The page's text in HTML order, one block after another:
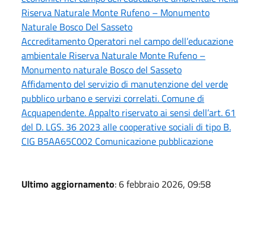
Riserva Naturale Monte Rufeno – Monumento
Naturale Bosco Del Sasseto
Accreditamento Operatori nel campo dell’educazione
ambientale Riserva Naturale Monte Rufeno –
Monumento naturale Bosco del Sasseto
Affidamento del servizio di manutenzione del verde
pubblico urbano e servizi correlati. Comune di
Acquapendente. Appalto riservato ai sensi dell’art. 61
del D. LGS. 36 2023 alle cooperative sociali di tipo B.
CIG B5AA65C002 Comunicazione pubblicazione
Ultimo aggiornamento: 6 febbraio 2026, 09:58